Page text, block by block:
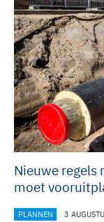
Nieuwe
moet
PLANNEN 3